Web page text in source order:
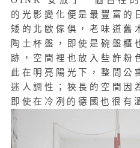
的光影變化便是最豐富的
矮的北歐傢俱，老味道舊
陶土杯盤，即使是碗盤櫃
跡，空間裡也放入些許粉
此在明亮陽光下，整間公
迷人調性；狹長的空間因
即使在冷冽的德國也很有